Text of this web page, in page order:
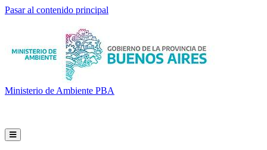
Pasar al contenido principal
Ministerio de Ambiente PBA